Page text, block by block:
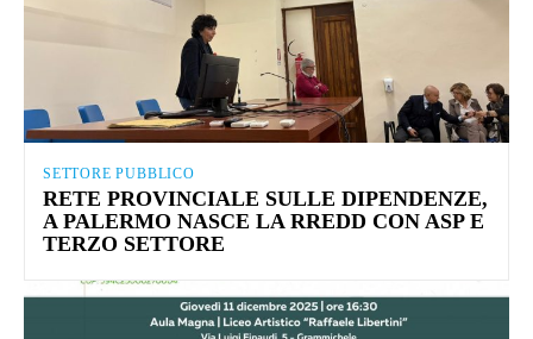
SETTORE PUBBLICO
RETE PROVINCIALE SULLE DIPENDENZE,
A PALERMO NASCE LA RREDD CON ASP E
TERZO SETTORE